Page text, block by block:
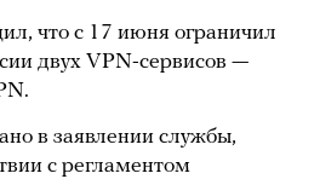
что с 17 июня ограничил
двух VPN-сервисов —
в заявлении службы,
с регламентом